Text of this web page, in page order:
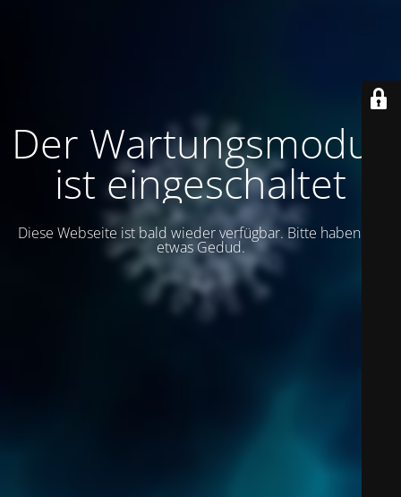
Der Wartungsmodus
ist eingeschaltet
Diese Webseite ist bald wieder verfügbar. Bitte haben Sie
etwas Gedud.